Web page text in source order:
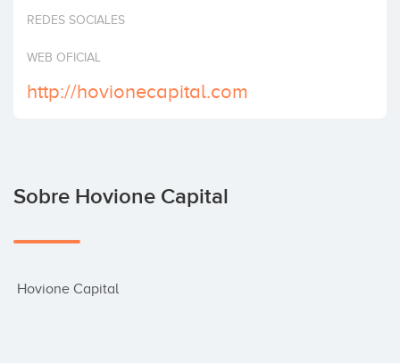
Invertir
REDES SOCIALES
WEB OFICIAL
http://hovionecapital.com
Sobre Hovione Capital
Hovione Capital